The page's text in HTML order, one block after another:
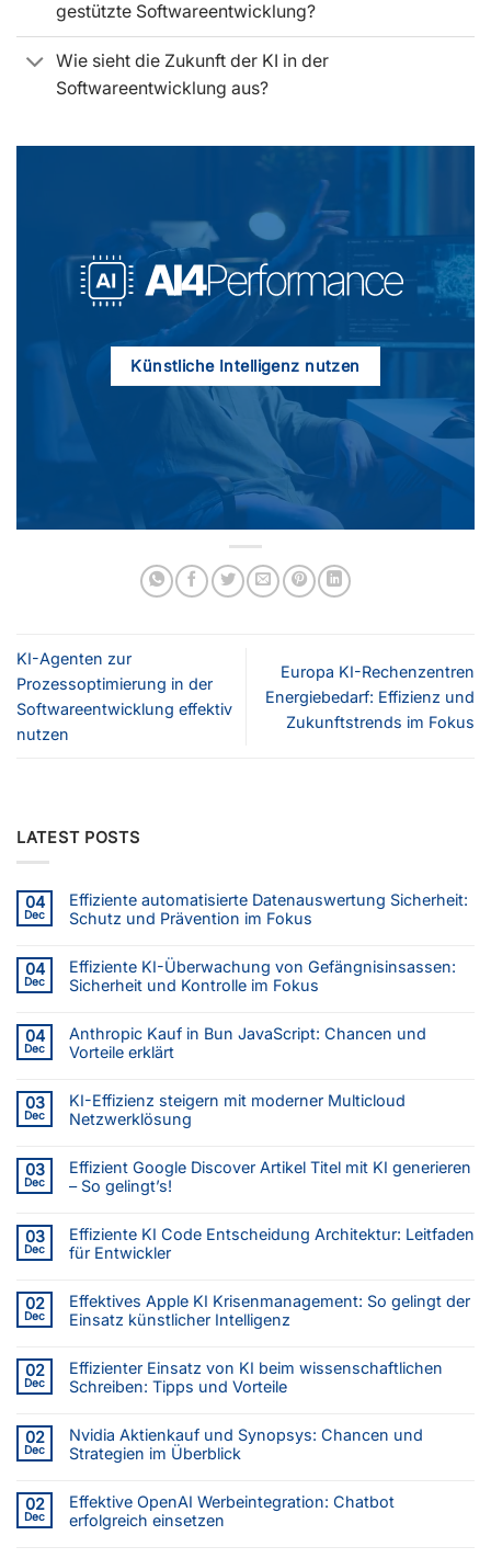
gestützte Softwareentwicklung?
Wie sieht die Zukunft der KI in der
Softwareentwicklung aus?
Künstliche Intelligenz nutzen
KI-Agenten zur
Prozessoptimierung in der
Softwareentwicklung effektiv
nutzen
Europa KI-Rechenzentren
Energiebedarf: Effizienz und
Zukunftstrends im Fokus
LATEST POSTS
04
Dec
Effiziente automatisierte Datenauswertung Sicherheit:
Schutz und Prävention im Fokus
04
Dec
Effiziente KI-Überwachung von Gefängnisinsassen:
Sicherheit und Kontrolle im Fokus
04
Dec
Anthropic Kauf in Bun JavaScript: Chancen und
Vorteile erklärt
03
Dec
KI-Effizienz steigern mit moderner Multicloud
Netzwerklösung
03
Dec
Effizient Google Discover Artikel Titel mit KI generieren
– So gelingt’s!
03
Dec
Effiziente KI Code Entscheidung Architektur: Leitfaden
für Entwickler
02
Dec
Effektives Apple KI Krisenmanagement: So gelingt der
Einsatz künstlicher Intelligenz
02
Dec
Effizienter Einsatz von KI beim wissenschaftlichen
Schreiben: Tipps und Vorteile
02
Dec
Nvidia Aktienkauf und Synopsys: Chancen und
Strategien im Überblick
02
Dec
Effektive OpenAI Werbeintegration: Chatbot
erfolgreich einsetzen